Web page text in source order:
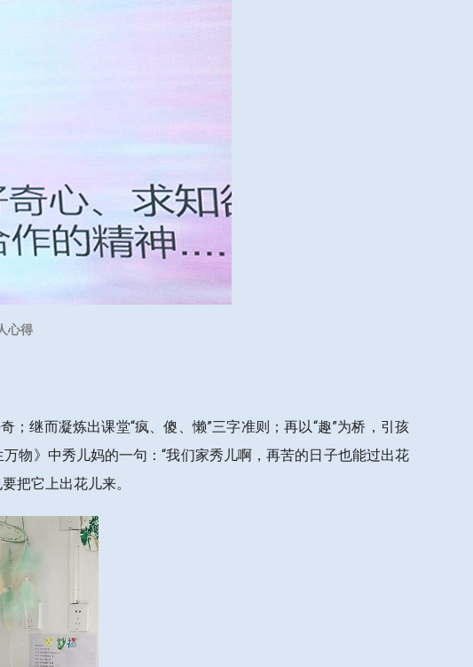
心得
继而凝炼出课堂“疯、傻、懒”三字准则；再以“趣”为桥，引孩
物》中秀儿妈的一句：“我们家秀儿啊，再苦的日子也能过出花
把它上出花儿来。